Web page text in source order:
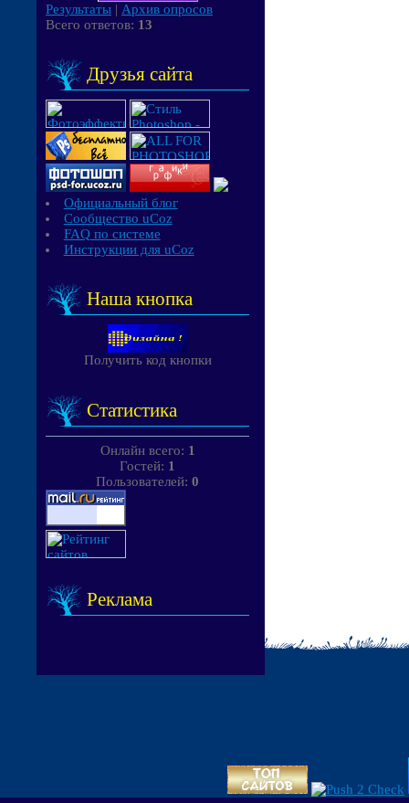
Результаты | Архив опросов
Всего ответов: 13
Друзья сайта
Официальный блог
Сообщество uCoz
FAQ по системе
Инструкции для uCoz
Наша кнопка
Получить код кнопки
Статистика
Онлайн всего: 1
Гостей: 1
Пользователей: 0
Реклама